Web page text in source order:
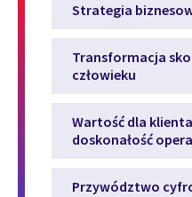
Strategia
Transformacja
człowieku
Wartość dla
doskonałość
Przywództwo